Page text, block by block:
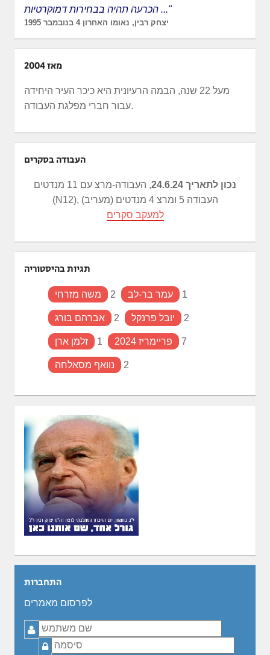
הכרעה תהיה בבחירות דמוקרטיות ..."
יצחק רבין, נאומו האחרון 4 בנובמבר 1995
מאז 2004
מעל 22 שנה, הבמה הרעיונית היא כיכר העיר היחידה
עבור חברי מפלגת העבודה.
העבודה בסקרים
נכון לתאריך 24.6.24
, העבודה-מרצ עם 11 מנדטים
(N12), העבודה 5 ומרצ 4 מנדטים (מעריב)
למעקב סקרים
תגיות בהיסטוריה
משה מזרחי 2 עמר בר-לב 1
אברהם בורג 2 יובל פרנקל 2
זלמן ארן 1 פריימריז 2024 7
נוואף מסאלחה 2
התחברות
לפרסום מאמרים
שם
משתמש
סיסמה